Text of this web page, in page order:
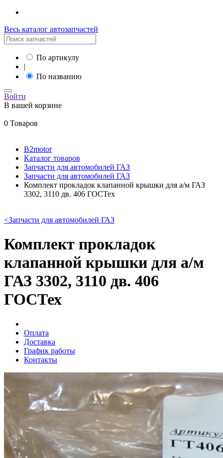
Весь каталог автозапчастей
По артикулу
|
По названию
Войти
В вашей корзине
0 Товаров
B2motor
Каталог товаров
Запчасти для автомобилей ГАЗ
Запчасти для автомобилей ГАЗ
Комплект прокладок клапанной крышки для а/м ГАЗ
3302, 3110 дв. 406 ГОСТех
<Запчасти для автомобилей ГАЗ
Комплект прокладок
клапанной крышки для а/м
ГАЗ 3302, 3110 дв. 406
ГОСТех
Оплата
Доставка
График работы
Контакты